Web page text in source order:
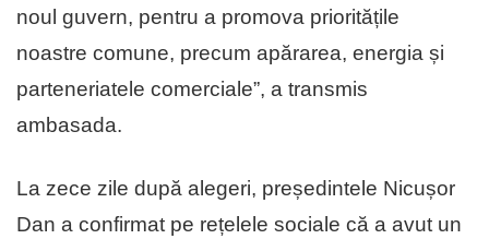
noul guvern, pentru a promova prioritățile
noastre comune, precum apărarea, energia și
parteneriatele comerciale”, a transmis
ambasada.
La zece zile după alegeri, președintele Nicușor
Dan a confirmat pe rețelele sociale că a avut un